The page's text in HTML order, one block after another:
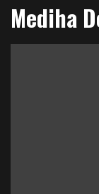
Mediha